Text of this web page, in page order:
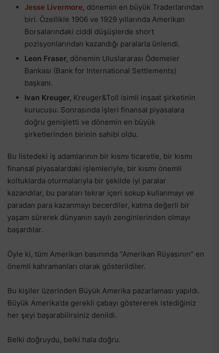
Jesse Livermore, dönemin en büyük Traderlarından
biri. Özellikle 1906 ve 1929 yıllarında Amerikan
Borsalarındaki ciddi düşüşlerde short
pozisyonlarından kazandığı paralarla ünlendi.
Leon Fraser, dönemin Uluslararası Ödemeler
Bankası (Bank for International Settlements)
başkanı.
Ivan Kreuger, Kreuger&Toll isimli inşaat şirketinin
kurucusu. Sonrasında işleri finansal piyasalara
doğru genişletti ve dönemin en büyük
şirketlerinden birinin sahibi oldu.
Bu listedeki iş adamlarının bir kısmı ticaretle, bir kısmı
finansal piyasalardaki işlemleriyle, bir kısmı önemli
koltuklarda oturmalarıyla bir şekilde iyi paralar
kazandılar, bu paraları tekrar içeri sokup kullanmayı ve
paradan para kazanmayı becerdiler, katma değerli bir
yaşam sürerek dünyanın sayılı zenginlerinden olmayı
başardılar.
Öyle ki, tüm Amerikan basınında “Amerikan Rüyasının” en
önemli kahramanları olarak gösterildiler.
Bu kişiler üzerinden Büyük Amerika pazarlaması yapıldı.
Büyük Amerika’da gerekli çabayı göstererek istediğiniz
her şeyi başarabilirsiniz denildi.
Belki doğruydu, belki hala doğru.